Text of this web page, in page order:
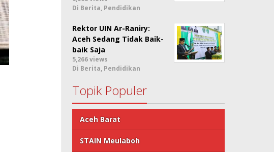
Di Berita, Pendidikan
Rektor UIN Ar-Raniry:
Aceh Sedang Tidak Baik-
baik Saja
5,266 views
Di Berita, Pendidikan
Topik Populer
Aceh Barat
STAIN Meulaboh